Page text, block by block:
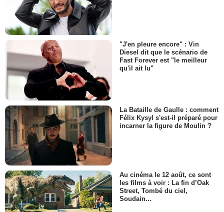
"J'en pleure encore" : Vin
Diesel dit que le scénario de
Fast Forever est "le meilleur
qu'il ait lu"
La Bataille de Gaulle : comment
Félix Kysyl s'est-il préparé pour
incarner la figure de Moulin ?
Au cinéma le 12 août, ce sont
les films à voir : La fin d’Oak
Street, Tombé du ciel,
Soudain...